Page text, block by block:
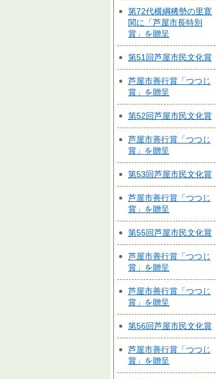
第72代横綱稀勢の里寛
関に「芦屋市長特別
賞」を贈呈
第51回芦屋市民文化賞
芦屋市善行賞「つつじ
賞」を贈呈
第52回芦屋市民文化賞
芦屋市善行賞「つつじ
賞」を贈呈
第53回芦屋市民文化賞
芦屋市善行賞「つつじ
賞」を贈呈
第55回芦屋市民文化賞
芦屋市善行賞「つつじ
賞」を贈呈
芦屋市善行賞「つつじ
賞」を贈呈
第56回芦屋市民文化賞
芦屋市善行賞「つつじ
賞」を贈呈